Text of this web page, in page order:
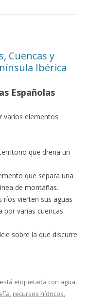
Cuencas y
Ibérica
Españolas
varios elementos
que drena un
que separa una
de montañas.
ríos vierten sus aguas
varias cuencas
sobre la que discurre
etiquetada con agua,
, recursos hídricos,